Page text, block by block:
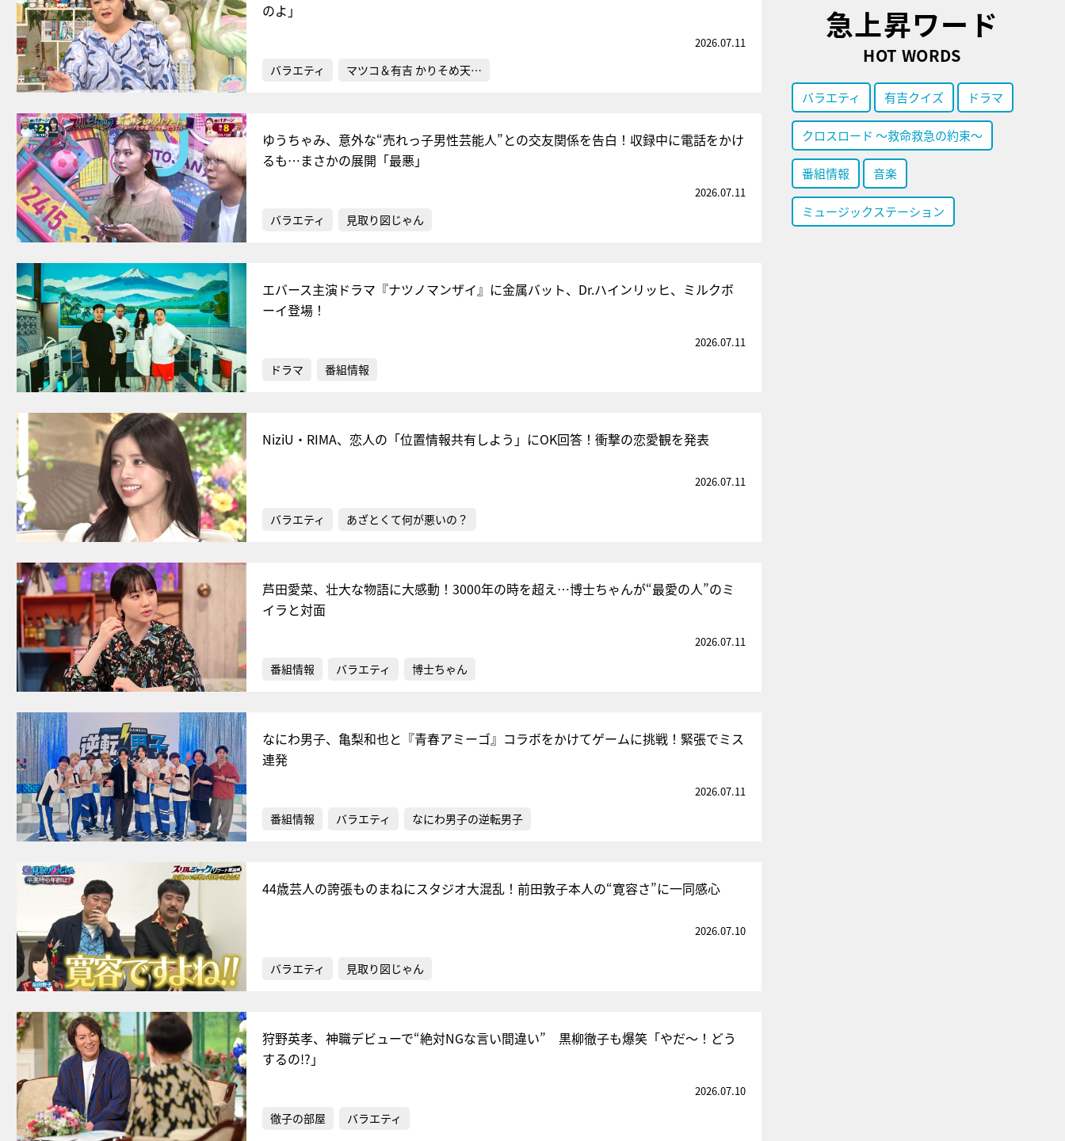
のよ」
2026.07.11
バラエティ マツコ＆有吉 かりそめ天…
ゆうちゃみ、意外な“売れっ子男性芸能人”との交友関係を告白！収録中に電話をかけ
るも…まさかの展開「最悪」
2026.07.11
バラエティ 見取り図じゃん
エバース主演ドラマ『ナツノマンザイ』に金属バット、Dr.ハインリッヒ、ミルクボ
ーイ登場！
2026.07.11
ドラマ 番組情報
NiziU・RIMA、恋人の「位置情報共有しよう」にOK回答！衝撃の恋愛観を発表
2026.07.11
バラエティ あざとくて何が悪いの？
芦田愛菜、壮大な物語に大感動！3000年の時を超え…博士ちゃんが“最愛の人”のミ
イラと対面
2026.07.11
番組情報 バラエティ 博士ちゃん
なにわ男子、亀梨和也と『青春アミーゴ』コラボをかけてゲームに挑戦！緊張でミス
連発
2026.07.11
番組情報 バラエティ なにわ男子の逆転男子
44歳芸人の誇張ものまねにスタジオ大混乱！前田敦子本人の“寛容さ”に一同感心
2026.07.10
バラエティ 見取り図じゃん
狩野英孝、神職デビューで“絶対NGな言い間違い” 黒柳徹子も爆笑「やだ～！どう
するの!?」
2026.07.10
徹子の部屋 バラエティ
急上昇ワード
HOT WORDS
バラエティ 有吉クイズ ドラマ
クロスロード ～救命救急の約束～
番組情報 音楽
ミュージックステーション